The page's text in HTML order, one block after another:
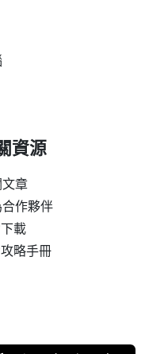
資源
章
作夥伴
載
略手冊